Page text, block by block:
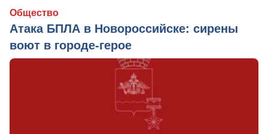
Общество
Атака БПЛА в Новороссийске: сирены
воют в городе-герое